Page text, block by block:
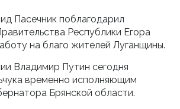
Пасечник поблагодарил
Республики Егора
на благо жителей Луганщины.
Владимир Путин сегодня
временно исполняющим
Брянской области.